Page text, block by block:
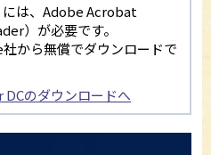
は、Adobe Acrobat
）が必要です。
から無償でダウンロードで
のダウンロードへ